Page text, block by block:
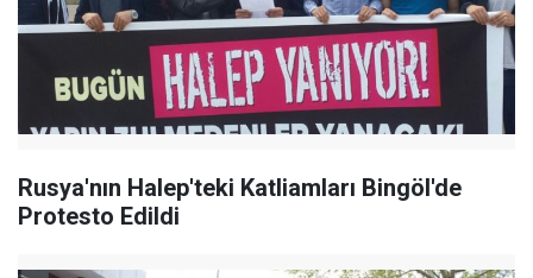
Rusya'nın Halep'teki Katliamları Bingöl'de
Protesto Edildi